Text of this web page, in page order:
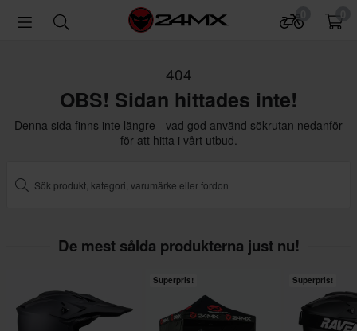
404
OBS! Sidan hittades inte!
Denna sida finns inte längre - vad god använd sökrutan nedanför
för att hitta i vårt utbud.
De mest sålda produkterna just nu!
Superpris! Superpris!